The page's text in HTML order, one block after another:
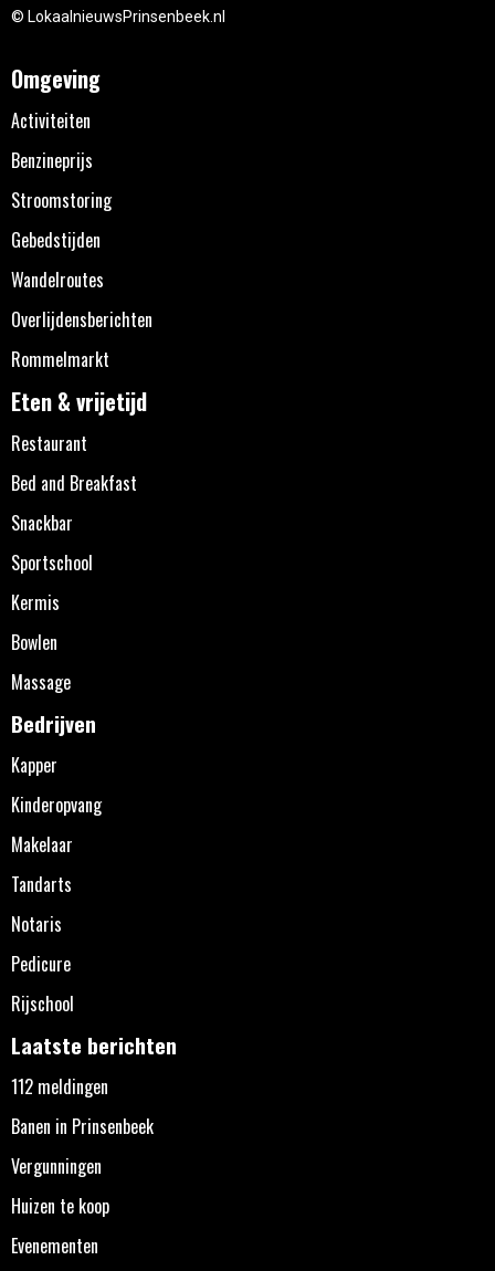
© LokaalnieuwsPrinsenbeek.nl
Omgeving
Activiteiten
Benzineprijs
Stroomstoring
Gebedstijden
Wandelroutes
Overlijdensberichten
Rommelmarkt
Eten & vrijetijd
Restaurant
Bed and Breakfast
Snackbar
Sportschool
Kermis
Bowlen
Massage
Bedrijven
Kapper
Kinderopvang
Makelaar
Tandarts
Notaris
Pedicure
Rijschool
Laatste berichten
112 meldingen
Banen in Prinsenbeek
Vergunningen
Huizen te koop
Evenementen